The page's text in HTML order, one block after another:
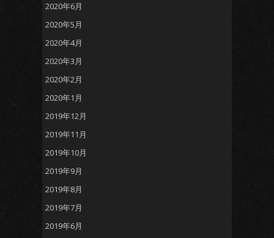
2020年6月
2020年5月
2020年4月
2020年3月
2020年2月
2020年1月
2019年12月
2019年11月
2019年10月
2019年9月
2019年8月
2019年7月
2019年6月